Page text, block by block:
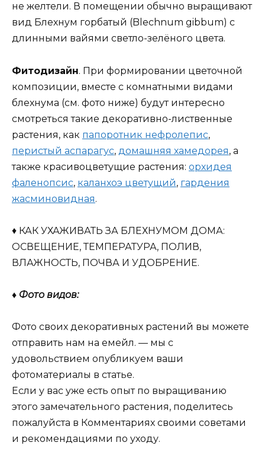
не желтели. В помещении обычно выращивают
вид Блехнум горбатый (Blechnum gibbum) с
длинными вайями светло-зелёного цвета.
Фитодизайн. При формировании цветочной
композиции, вместе с комнатными видами
блехнума (см. фото ниже) будут интересно
смотреться такие декоративно-лиственные
растения, как папоротник нефролепис,
перистый аспарагус, домашняя хамедорея, а
также красивоцветущие растения: орхидея
фаленопсис, каланхоэ цветущий, гардения
жасминовидная.
♦ КАК УХАЖИВАТЬ ЗА БЛЕХНУМОМ ДОМА:
ОСВЕЩЕНИЕ, ТЕМПЕРАТУРА, ПОЛИВ,
ВЛАЖНОСТЬ, ПОЧВА И УДОБРЕНИЕ.
♦ Фото видов:
Фото своих декоративных растений вы можете
отправить нам на емейл. — мы с
удовольствием опубликуем ваши
фотоматериалы в статье.
Если у вас уже есть опыт по выращиванию
этого замечательного растения, поделитесь
пожалуйста в Комментариях своими советами
и рекомендациями по уходу.